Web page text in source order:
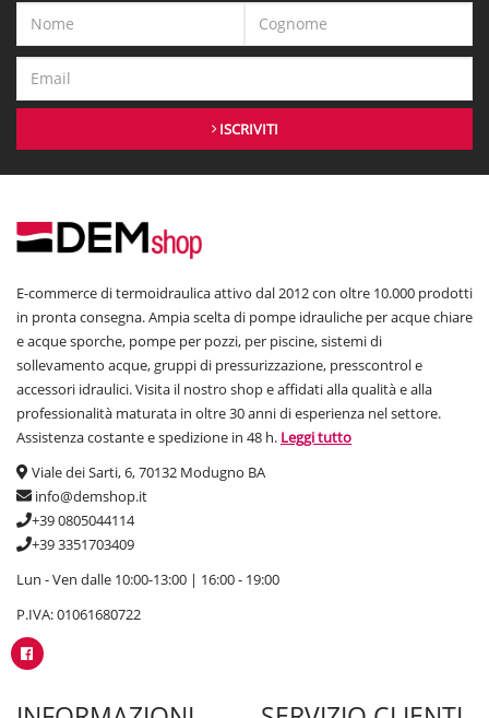
ISCRIVITI
E-commerce di termoidraulica attivo dal 2012 con oltre 10.000 prodotti
in pronta consegna. Ampia scelta di pompe idrauliche per acque chiare
e acque sporche, pompe per pozzi, per piscine, sistemi di
sollevamento acque, gruppi di pressurizzazione, presscontrol e
accessori idraulici. Visita il nostro shop e affidati alla qualità e alla
professionalità maturata in oltre 30 anni di esperienza nel settore.
Assistenza costante e spedizione in 48 h. Leggi tutto
Viale dei Sarti, 6, 70132 Modugno BA
info@demshop.it
+39 0805044114
+39 3351703409
Lun - Ven dalle 10:00-13:00 | 16:00 - 19:00
P.IVA: 01061680722